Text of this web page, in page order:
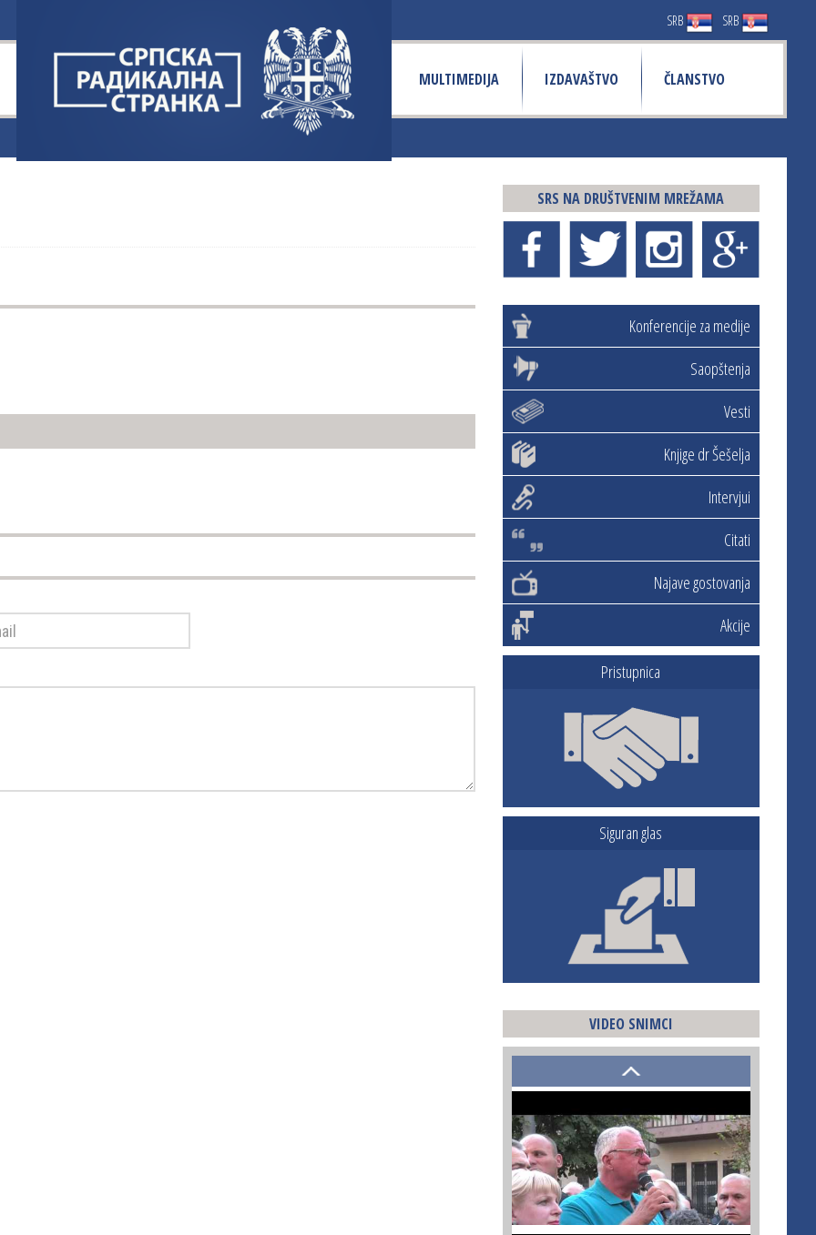
SRB SRB
MULTIMEDIJA IZDAVAŠTVO ČLANSTVO
SRS NA DRUŠTVENIM MREŽAMA
Konferencije za medije
Saopštenja
Vesti
Knjige dr Šešelja
Intervjui
Citati
Najave gostovanja
Akcije
Pristupnica
Siguran glas
VIDEO SNIMCI